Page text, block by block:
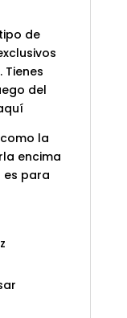
de
del
la
encima
es para